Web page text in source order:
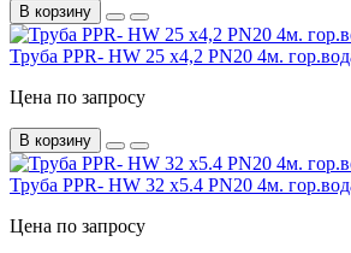
В корзину
Труба PPR- HW 25 х4,2 PN20 4м.
Цена по запросу
В корзину
Труба PPR- HW 32 х5.4 PN20 4м.
Цена по запросу